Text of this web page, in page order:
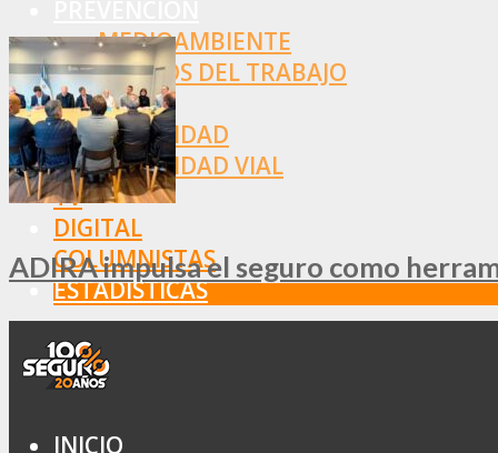
MEDIOAMBIENTE
RIESGOS DEL TRABAJO
SALUD
SEGURIDAD
SEGURIDAD VIAL
TV
DIGITAL
COLUMNISTAS
ESTADÍSTICAS
ADIRA impulsa el seguro como
INICIO